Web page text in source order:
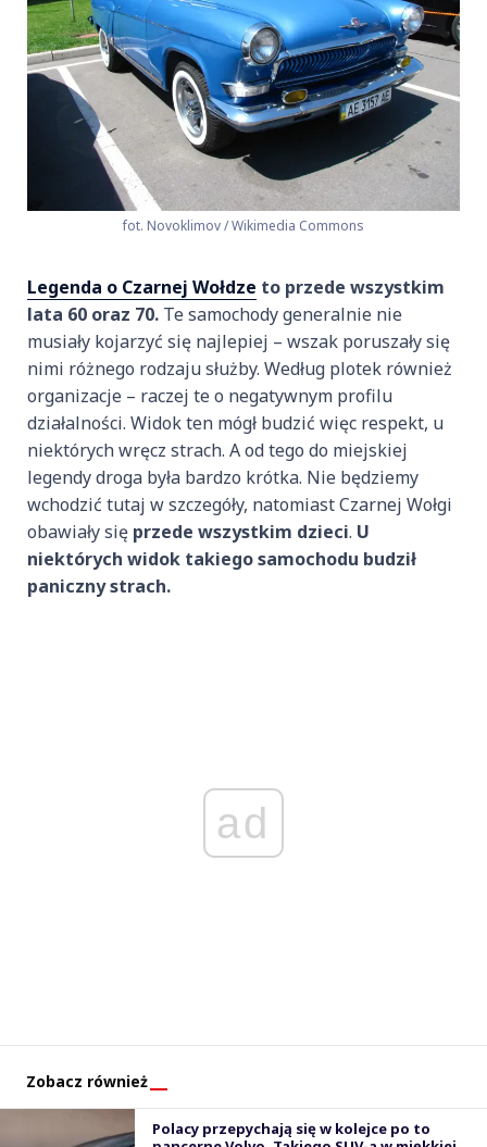
fot. Novoklimov / Wikimedia Commons
Legenda o Czarnej Wołdze to przede wszystkim
lata 60 oraz 70. Te samochody generalnie nie
musiały kojarzyć się najlepiej – wszak poruszały się
nimi różnego rodzaju służby. Według plotek również
organizacje – raczej te o negatywnym profilu
działalności. Widok ten mógł budzić więc respekt, u
niektórych wręcz strach. A od tego do miejskiej
legendy droga była bardzo krótka. Nie będziemy
wchodzić tutaj w szczegóły, natomiast Czarnej Wołgi
obawiały się przede wszystkim dzieci. U
niektórych widok takiego samochodu budził
paniczny strach.
ad
Zobacz również
Polacy przepychają się w kolejce po to